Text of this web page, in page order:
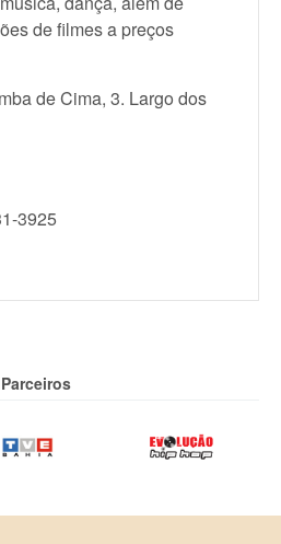
de filmes a preços
de Cima, 3. Largo dos
3925
Parceiros